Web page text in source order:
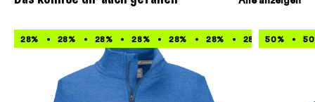
28% 28% 28% 28% 28% 28% 28% 28%
50%